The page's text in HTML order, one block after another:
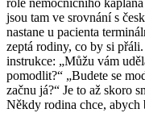
jsou tam ve srovnání s
nastane u pacienta
zeptá rodiny, co by si
instrukce: „Můžu vám
pomodlit?“ „Budete se
začnu já?“ Je to až skoro
Někdy rodina chce, abych